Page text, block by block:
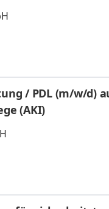
/ PDL (m/w/d)
(AKI)